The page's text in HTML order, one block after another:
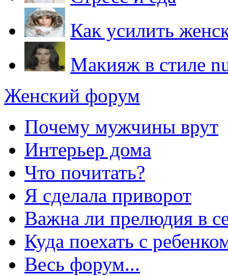
Как усилить
Макияж в стиле
Женский форум
Почему мужчины врут
Интерьер дома
Что почитать?
Я сделала приворот
Важна ли прелюдия в
Куда поехать с
Весь форум...